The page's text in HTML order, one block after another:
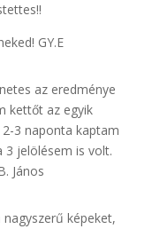
GY.E
az eredménye
kettőt az egyik
3 naponta kaptam
3 jelölésem is volt.
János
képeket,